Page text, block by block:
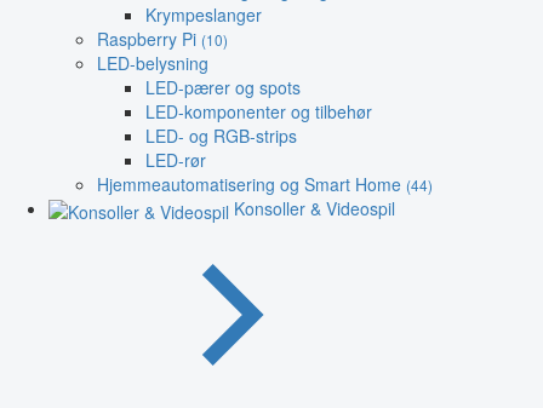
Krympeslanger
Raspberry Pi (10)
LED-belysning
LED-pærer og spots
LED-komponenter og tilbehør
LED- og RGB-strips
LED-rør
Hjemmeautomatisering og Smart Home (44)
Konsoller & Videospil